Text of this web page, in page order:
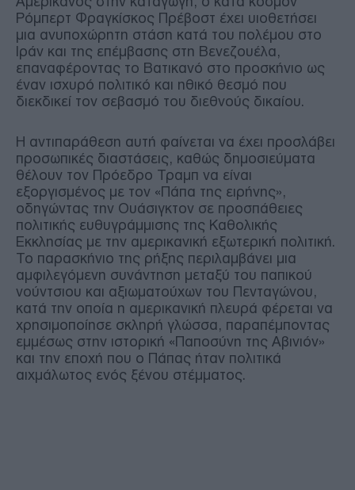
Ρόμπερτ Φραγκίσκος Πρέβοστ έχει υιοθετήσει
μια ανυποχώρητη στάση κατά του πολέμου στο
Ιράν και της επέμβασης στη Βενεζουέλα,
επαναφέροντας το Βατικανό στο προσκήνιο ως
έναν ισχυρό πολιτικό και ηθικό θεσμό που
διεκδικεί τον σεβασμό του διεθνούς δικαίου.
Η αντιπαράθεση αυτή φαίνεται να έχει προσλάβει
προσωπικές διαστάσεις, καθώς δημοσιεύματα
θέλουν τον Πρόεδρο Τραμπ να είναι
εξοργισμένος με τον «Πάπα της ειρήνης»,
οδηγώντας την Ουάσιγκτον σε προσπάθειες
πολιτικής ευθυγράμμισης της Καθολικής
Εκκλησίας με την αμερικανική εξωτερική πολιτική.
Το παρασκήνιο της ρήξης περιλαμβάνει μια
αμφιλεγόμενη συνάντηση μεταξύ του παπικού
νούντσιου και αξιωματούχων του Πενταγώνου,
κατά την οποία η αμερικανική πλευρά φέρεται να
χρησιμοποίησε σκληρή γλώσσα, παραπέμποντας
εμμέσως στην ιστορική «Παποσύνη της Αβινιόν»
και την εποχή που ο Πάπας ήταν πολιτικά
αιχμάλωτος ενός ξένου στέμματος.